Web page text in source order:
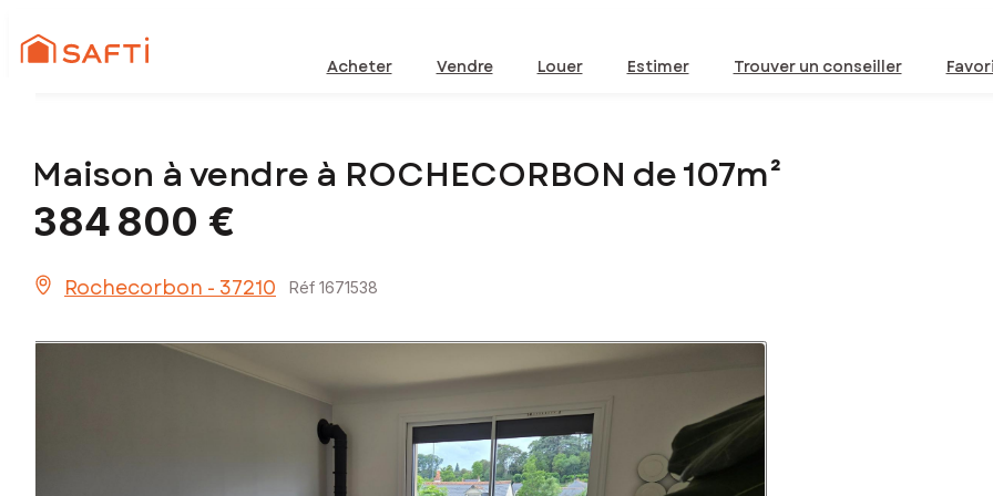
Acheter Vendre Louer Estimer Trouver un conseiller
Maison à vendre à ROCHECORBON de 107m²
384 800 €
Rochecorbon - 37210 Réf 1671538